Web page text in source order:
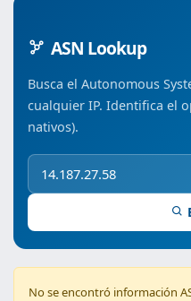
ASN Lookup
Busca el Autonomous
cualquier IP. Identifica el
nativos).
No se encontró información